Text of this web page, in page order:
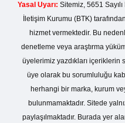
Yasal Uyarı: Sitemiz, 5651
İletişim Kurumu (BTK)
hizmet vermektedir. Bu
denetleme veya araştırma
üyelerimiz yazdıkları içeriklerin
üye olarak bu sorumluluğu
herhangi bir marka, kurum
bulunmamaktadır. Sitede
paylaşılmaktadır. Burada yer